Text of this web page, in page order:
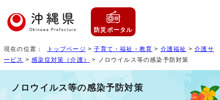
防災ポータル
現在の位置： トップページ >子育て・福祉・教育 > 介護福祉 >介護サ
ービス >感染症対策（介護） > ノロウイルス等の感染予防対策
ノロウイルス等の感染予防対策